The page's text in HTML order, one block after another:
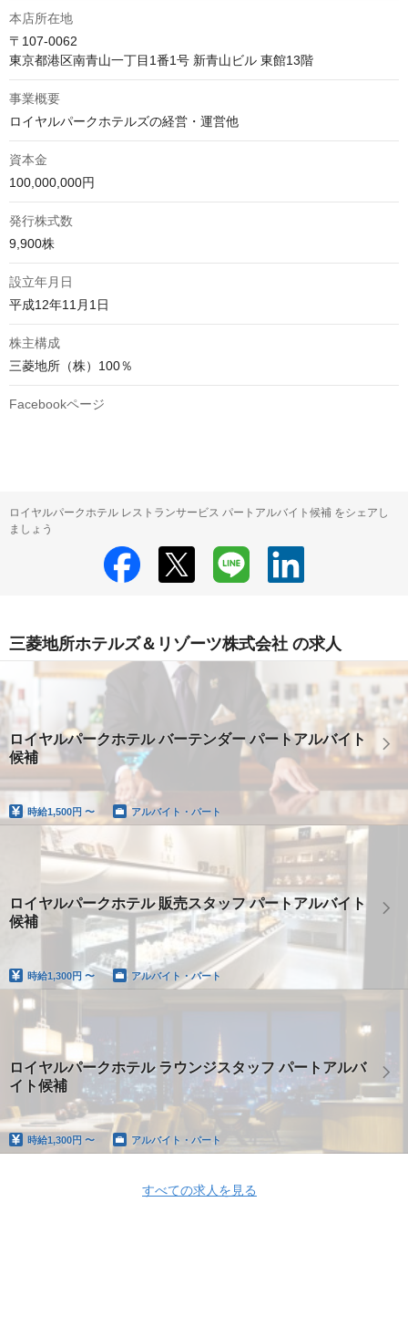
本店所在地
〒107-0062
東京都港区南青山一丁目1番1号 新青山ビル 東館13階
事業概要
ロイヤルパークホテルズの経営・運営他
資本金
100,000,000円
発行株式数
9,900株
設立年月日
平成12年11月1日
株主構成
三菱地所（株）100％
Facebookページ
ロイヤルパークホテル レストランサービス パートアルバイト候補 をシェアし
ましょう
三菱地所ホテルズ＆リゾーツ株式会社 の求人
ロイヤルパークホテル バーテンダー パートアルバイト
候補
時給1,500円 〜 アルバイト・パート
ロイヤルパークホテル 販売スタッフ パートアルバイト
候補
時給1,300円 〜 アルバイト・パート
ロイヤルパークホテル ラウンジスタッフ パートアルバ
イト候補
時給1,300円 〜 アルバイト・パート
すべての求人を見る